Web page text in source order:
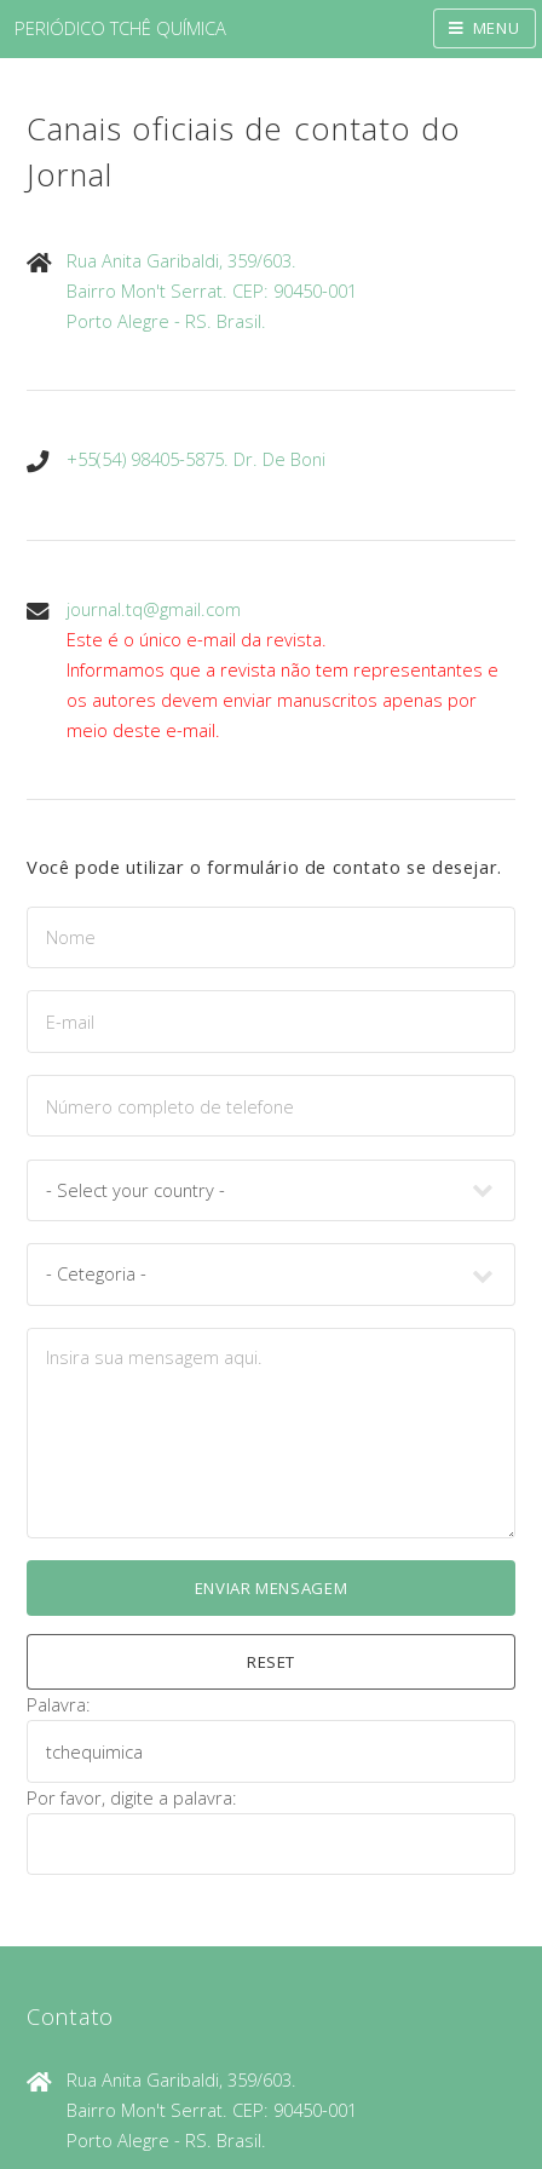
PERIÓDICO TCHÊ QUÍMICA MENU
Canais oficiais de contato do
Jornal
Rua Anita Garibaldi, 359/603.
Bairro Mon't Serrat. CEP: 90450-001
Porto Alegre - RS. Brasil.
+55(54) 98405-5875. Dr. De Boni
journal.tq@gmail.com
Este é o único e-mail da revista.
Informamos que a revista não tem representantes e
os autores devem enviar manuscritos apenas por
meio deste e-mail.
Você pode utilizar o formulário de contato se desejar.
Palavra:
Por favor, digite a palavra:
Contato
Rua Anita Garibaldi, 359/603.
Bairro Mon't Serrat. CEP: 90450-001
Porto Alegre - RS. Brasil.